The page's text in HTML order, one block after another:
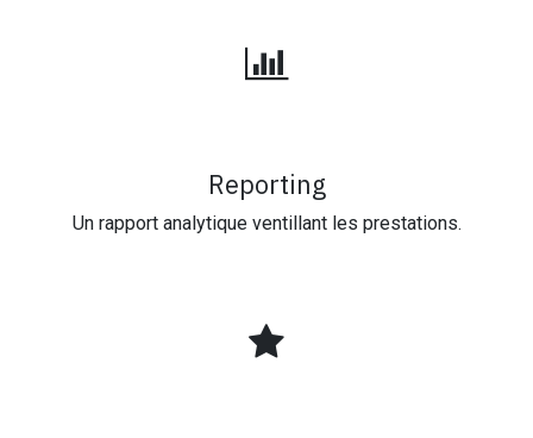
Reporting
Un rapport analytique ventillant les prestations.